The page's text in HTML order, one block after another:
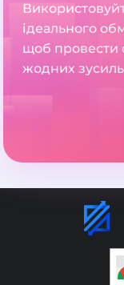
ідеального
щоб провести
жодних